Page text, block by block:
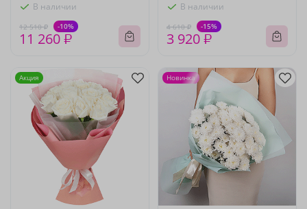
В наличии
12 510 ₽ -10%
11 260 ₽
В наличии
4 610 ₽ -15%
3 920 ₽
Акция Новинка